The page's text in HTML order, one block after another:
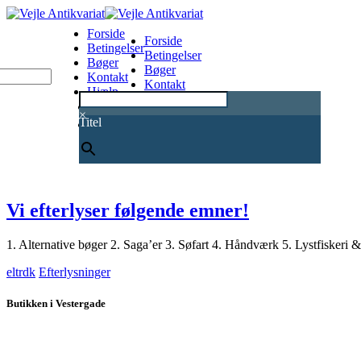
×
Titel
Forside
Betingelser
Bøger
Kontakt
Hjælp
0
Forside
Betingelser
Bøger
Kontakt
Vi efterlyser følgende emner!
1. Alternative bøger 2. Saga’er 3. Søfart 4. Håndværk 5. Lystfiskeri
eltrdk Efterlysninger
Butikken i Vestergade